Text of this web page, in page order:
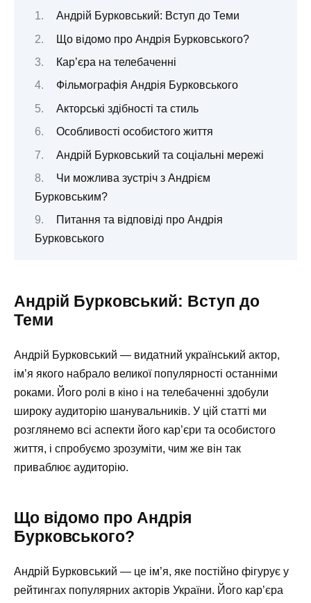
Андрій Бурковський: Вступ до Теми
Що відомо про Андрія Бурковського?
Кар’єра на телебаченні
Фільмографія Андрія Бурковського
Акторські здібності та стиль
Особливості особистого життя
Андрій Бурковський та соціальні мережі
Чи можлива зустріч з Андрієм
Бурковським?
Питання та відповіді про Андрія
Бурковського
Андрій Бурковський: Вступ до
Теми
Андрій Бурковський — видатний український актор,
ім’я якого набрало великої популярності останніми
роками. Його ролі в кіно і на телебаченні здобули
широку аудиторію шанувальників. У цій статті ми
розглянемо всі аспекти його кар’єри та особистого
життя, і спробуємо зрозуміти, чим же він так
приваблює аудиторію.
Що відомо про Андрія
Бурковського?
Андрій Бурковський — це ім’я, яке постійно фігурує у
рейтингах популярних акторів України. Його кар’єра